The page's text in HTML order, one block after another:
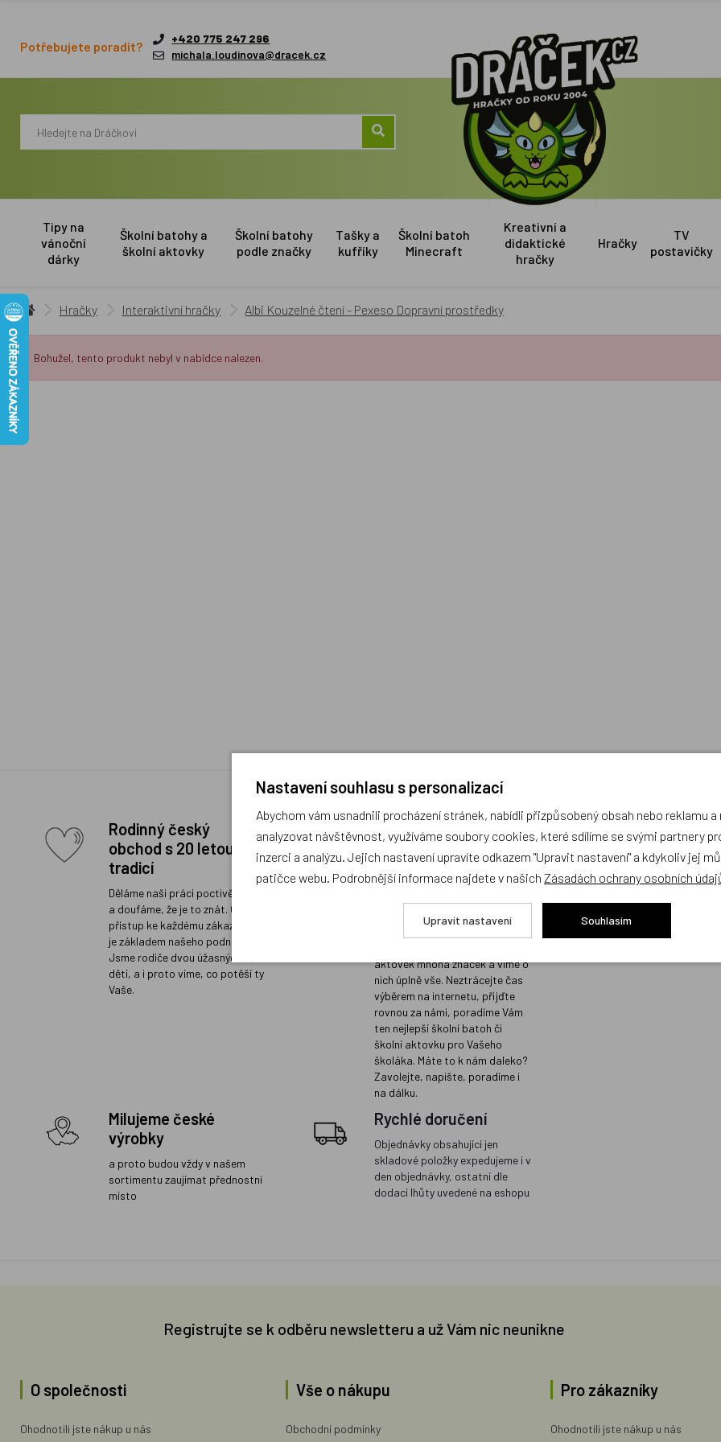
Potřebujete poradit?
+420 775 247 296
michala.loudinova@dracek.cz
Tipy na
vánoční
dárky
Školní batohy a
školní aktovky
Školní batohy
podle značky
Tašky a
kufříky
Školní batoh
Minecraft
Kreativní a
didaktické
hračky
Hračky
TV
postavičky
Hračky Interaktivní hračky Albi Kouzelné čtení - Pexeso Dopravní prostředky
Bohužel, tento produkt nebyl v nabídce nalezen.
Rodinný český
obchod s 20 letou
tradicí
Děláme naši práci poctivě a rádi
a doufáme, že je to znát. Osobní
přístup ke každému zákazníkovi
je základem našeho podnikání.
Jsme rodiče dvou úžasných
dětí, a i proto víme, co potěší ty
Vaše.
Prodejna s největším
výběrem školních
batohů v Praze a
odborným
poradenstvím
Na naší prodejně v Libni máme
aktovek mnoha značek a víme o
nich úplně vše. Neztrácejte čas
výběrem na internetu, přijďte
rovnou za námi, poradíme Vám
ten nejlepší školní batoh či
školní aktovku pro Vašeho
školáka. Máte to k nám daleko?
Zavolejte, napište, poradíme i
na dálku.
Kvalita
místě
Prodáváme jen
koupili i našim
Sortiment, který
kvalitu, do
Milujeme české
výrobky
a proto budou vždy v našem
sortimentu zaujímat přednostní
místo
Rychlé doručení
Objednávky obsahující jen
skladové položky expedujeme i v
den objednávky, ostatní dle
dodací lhůty uvedené na eshopu
Registrujte se k odběru newsletteru a už Vám nic neunikne
O společnosti
Ohodnotili jste nákup u nás
Vše o nákupu
Obchodní podmínky
Pro zákazníky
Ohodnotili jste nákup u nás
Nastavení souhlasu s personalizací
Abychom vám usnadnili procházení stránek, nabídli přizpůsobený obsah nebo reklamu
analyzovat návštěvnost, využíváme soubory cookies, které sdílíme se svými partnery
inzerci a analýzu. Jejich nastavení upravíte odkazem "Upravit nastavení" a kdykoliv jej
patičce webu. Podrobnější informace najdete v našich Zásadách ochrany osobních
Upravit nastavení Souhlasím